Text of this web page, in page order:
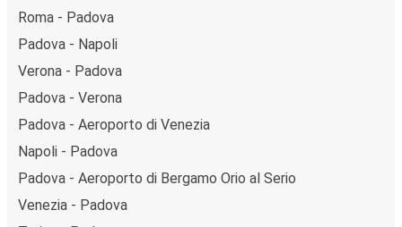
Roma - Padova
Padova - Napoli
Verona - Padova
Padova - Verona
Padova - Aeroporto di Venezia
Napoli - Padova
Padova - Aeroporto di Bergamo Orio al Serio
Venezia - Padova